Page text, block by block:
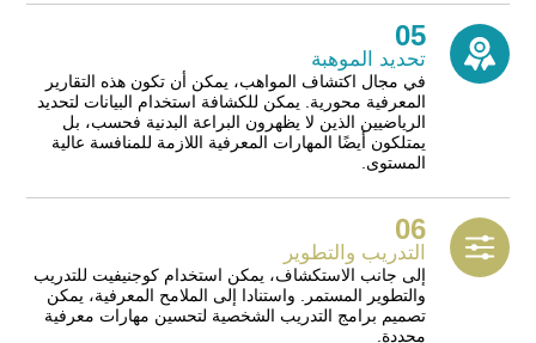
05
تحديد الموهبة
في مجال اكتشاف المواهب، يمكن أن تكون هذه التقارير
المعرفية محورية. يمكن للكشافة استخدام البيانات لتحديد
الرياضيين الذين لا يظهرون البراعة البدنية فحسب، بل
يمتلكون أيضًا المهارات المعرفية اللازمة للمنافسة عالية
المستوى.
06
التدريب والتطوير
إلى جانب الاستكشاف، يمكن استخدام كوجنيفيت للتدريب
والتطوير المستمر. واستنادا إلى الملامح المعرفية، يمكن
تصميم برامج التدريب الشخصية لتحسين مهارات معرفية
محددة.